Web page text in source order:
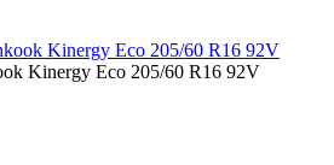
Kinergy Eco 205/60 R16 92V